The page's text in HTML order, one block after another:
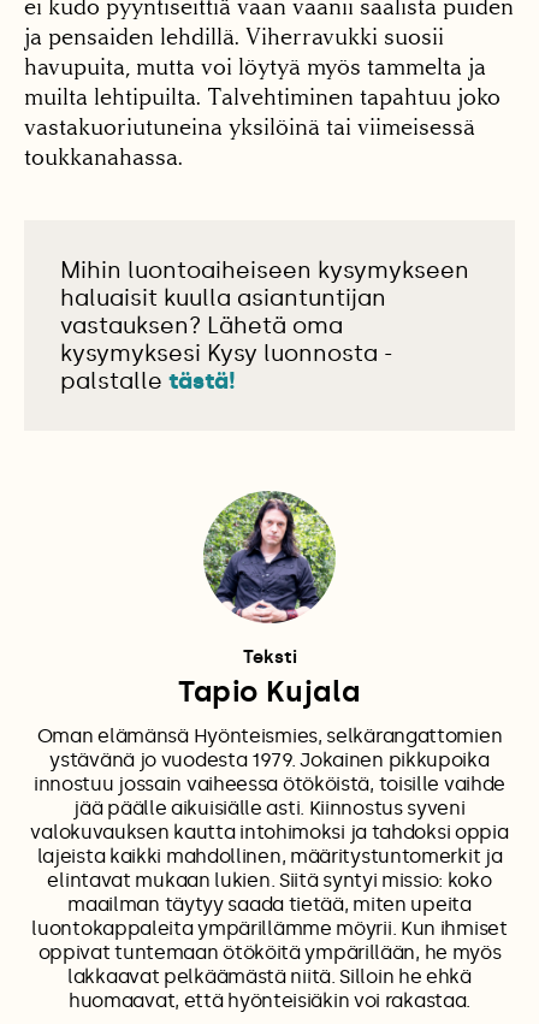
ei kudo pyyntiseittiä vaan vaanii saalista puiden
ja pensaiden lehdillä. Viherravukki suosii
havupuita, mutta voi löytyä myös tammelta ja
muilta lehtipuilta. Talvehtiminen tapahtuu joko
vastakuoriutuneina yksilöinä tai viimeisessä
toukkanahassa.
Mihin luontoaiheiseen kysymykseen
haluaisit kuulla asiantuntijan
vastauksen? Lähetä oma
kysymyksesi Kysy luonnosta -
palstalle tästä!
Teksti
Tapio Kujala
Oman elämänsä Hyönteismies, selkärangattomien
ystävänä jo vuodesta 1979. Jokainen pikkupoika
innostuu jossain vaiheessa ötököistä, toisille vaihde
jää päälle aikuisiälle asti. Kiinnostus syveni
valokuvauksen kautta intohimoksi ja tahdoksi oppia
lajeista kaikki mahdollinen, määritystuntomerkit ja
elintavat mukaan lukien. Siitä syntyi missio: koko
maailman täytyy saada tietää, miten upeita
luontokappaleita ympärillämme möyrii. Kun ihmiset
oppivat tuntemaan ötököitä ympärillään, he myös
lakkaavat pelkäämästä niitä. Silloin he ehkä
huomaavat, että hyönteisiäkin voi rakastaa.